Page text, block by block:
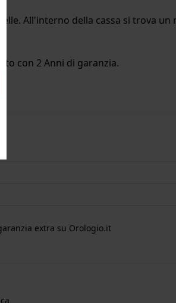
All'interno della cassa si trova
con 2 Anni di garanzia.
extra su Orologio.it